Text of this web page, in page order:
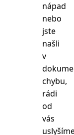
nápad
nebo
jste
našli
v
chybu,
rádi
od
vás